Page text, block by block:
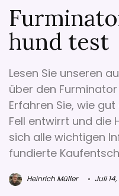
hund test
Lesen Sie unseren
über den
Erfahren Sie, wie
Fell entwirrt und die
sich alle wichtigen
fundierte
Heinrich Müller Juli